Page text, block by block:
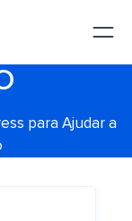
para Ajudar a